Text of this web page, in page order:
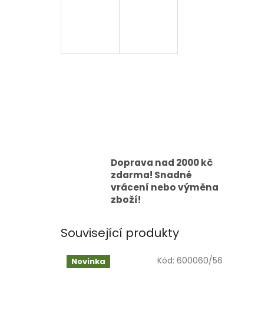
Doprava nad 2000 kč
zdarma! Snadné
vrácení nebo výměna
zboží!
Související produkty
Novinka Kód: 600060/56